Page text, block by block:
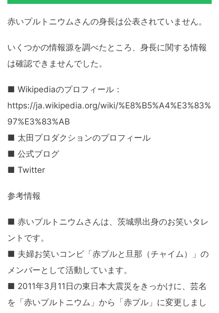
赤いプルトニウムさんの身長は公表されていません。
いくつかの情報源を調べたところ、身長に関する情報
は確認できませんでした。
■ Wikipediaのプロフィール：
https://ja.wikipedia.org/wiki/%E8%B5%A4%E3%83%
97%E3%83%AB
■ 太田プロダクションのプロフィール
■ 公式ブログ
■ Twitter
参考情報
■ 赤いプルトニウムさんは、茨城県出身のお笑いタレ
ントです。
■ 夫婦お笑いコンビ「赤プルと旦那（チャイム）」の
メンバーとして活動しています。
■ 2011年3月11日の東日本大震災をきっかけに、芸名
を「赤いプルトニウム」から「赤プル」に変更しまし